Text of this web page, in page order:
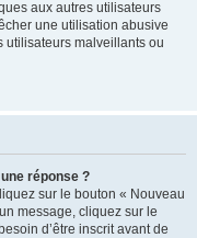
aux autres utilisateurs
une utilisation abusive
utilisateurs malveillants ou
réponse ?
sur le bouton « Nouveau
message, cliquez sur le
d’être inscrit avant de